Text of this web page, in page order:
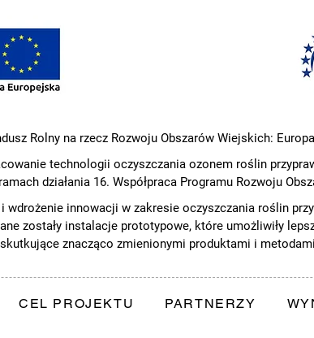
Rolny na rzecz Rozwoju Obszarów Wiejskich:
technologii oczyszczania ozonem roślin
działania 16. Współpraca Programu Rozwoju
innowacji w zakresie oczyszczania roślin
zostały instalacje prototypowe, które umożliwiły
skutkujące znacząco zmienionymi produktami i
CEL PROJEKTU PARTNERZY